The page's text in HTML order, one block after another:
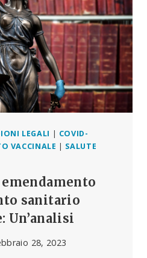
LEGALI | COVID-
VACCINALE | SALUTE
sanitario
Un’analisi
28, 2023